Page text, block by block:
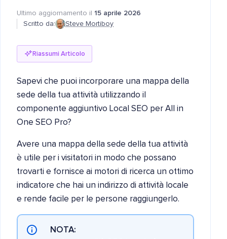
Ultimo aggiornamento il 15 aprile 2026
Scritto da:
Steve Mortiboy
Riassumi Articolo
Sapevi che puoi incorporare una mappa della
sede della tua attività utilizzando il
componente aggiuntivo Local SEO per All in
One SEO Pro?
Avere una mappa della sede della tua attività
è utile per i visitatori in modo che possano
trovarti e fornisce ai motori di ricerca un ottimo
indicatore che hai un indirizzo di attività locale
e rende facile per le persone raggiungerlo.
NOTA: